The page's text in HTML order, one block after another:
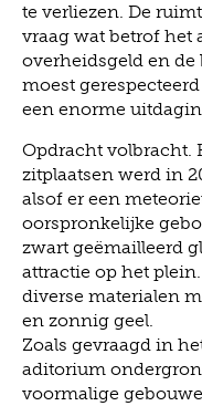
te verliezen. De
vraag wat betrof het
overheidsgeld en
moest
een enorme
Opdracht volbracht.
zitplaatsen werd in
alsof er een
oorspronkelijke
zwart geëmailleerd
attractie op het
diverse materialen
en zonnig geel.
Zoals gevraagd in
aditorium
voormalige